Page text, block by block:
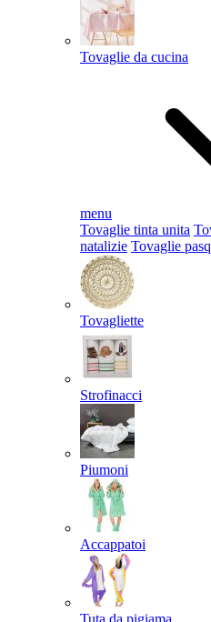
Tovaglie da cucina
menu
Tovaglie tinta unita
natalizie Tovaglie
Tovagliette
Strofinacci
Piumoni
Accappatoi
Tuta da pigiama